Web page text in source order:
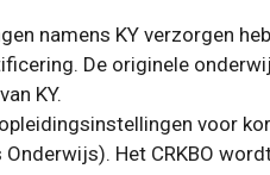
namens KY verzorgen
De originele
KY.
voor
Onderwijs). Het CRKBO